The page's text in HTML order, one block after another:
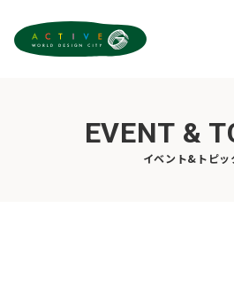
EVENT &
イベント&トピッ